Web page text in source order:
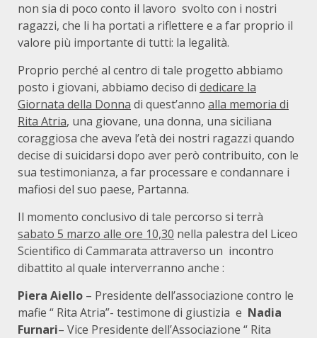
non sia di poco conto il lavoro svolto con i nostri
ragazzi, che li ha portati a riflettere e a far proprio il
valore più importante di tutti: la legalità.
Proprio perché al centro di tale progetto abbiamo
posto i giovani, abbiamo deciso di dedicare la
Giornata della Donna di quest’anno alla memoria di
Rita Atria, una giovane, una donna, una siciliana
coraggiosa che aveva l’età dei nostri ragazzi quando
decise di suicidarsi dopo aver però contribuito, con le
sua testimonianza, a far processare e condannare i
mafiosi del suo paese, Partanna.
Il momento conclusivo di tale percorso si terrà
sabato 5 marzo alle ore 10,30 nella palestra del Liceo
Scientifico di Cammarata attraverso un incontro
dibattito al quale interverranno anche :
Piera Aiello – Presidente dell’associazione contro le
mafie “ Rita Atria”- testimone di giustizia e Nadia
Furnari– Vice Presidente dell’Associazione “ Rita